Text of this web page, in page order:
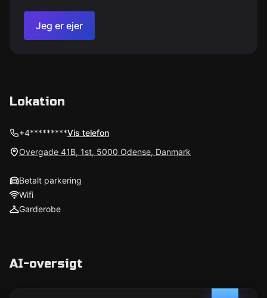
Jeg er ejer
Lokation
+4*********Vis telefon
Overgade 41B, 1st, 5000 Odense, Danmark
Betalt parkering
Wifi
Garderobe
AI-oversigt